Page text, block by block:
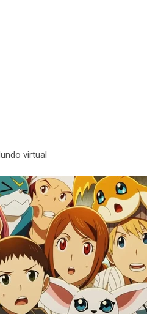
virtual